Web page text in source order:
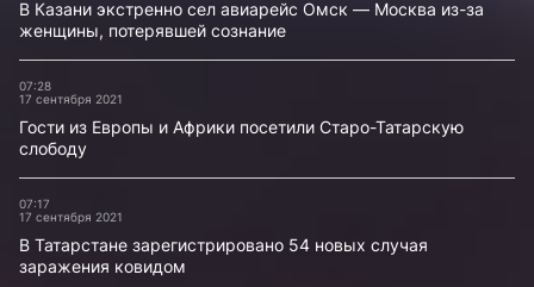
В Казани экстренно сел авиарейс Омск — Москва из-за
женщины, потерявшей сознание
07:28
17 сентября 2021
Гости из Европы и Африки посетили Старо-Татарскую
слободу
07:17
17 сентября 2021
В Татарстане зарегистрировано 54 новых случая
заражения ковидом